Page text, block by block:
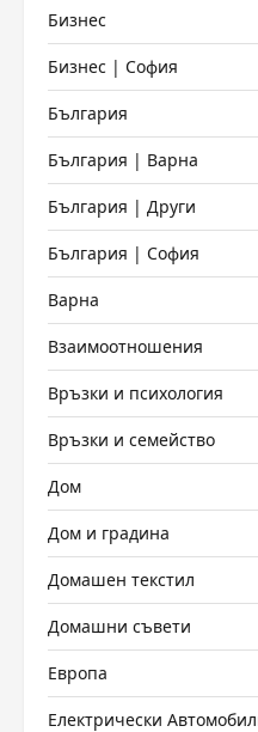
Бизнес
Бизнес | София
България
България | Варна
България | Други
България | София
Варна
Взаимоотношения
Връзки и психология
Връзки и семейство
Дом
Дом и градина
Домашен текстил
Домашни съвети
Европа
Електрически